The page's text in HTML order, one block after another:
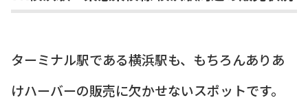
ターミナル駅である横浜駅も、もちろんありあ
けハーバーの販売に欠かせないスポットです。